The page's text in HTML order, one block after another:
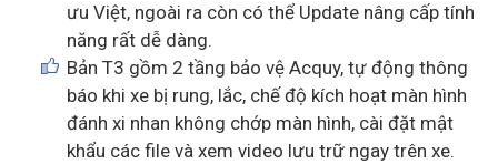
ưu Việt, ngoài ra còn có thể Update nâng cấp tính
năng rất dễ dàng.
Bản T3 gồm 2 tầng bảo vệ Acquy, tự động thông
báo khi xe bị rung, lắc, chế độ kích hoạt màn hình
đánh xi nhan không chớp màn hình, cài đặt mật
khẩu các file và xem video lưu trữ ngay trên xe.